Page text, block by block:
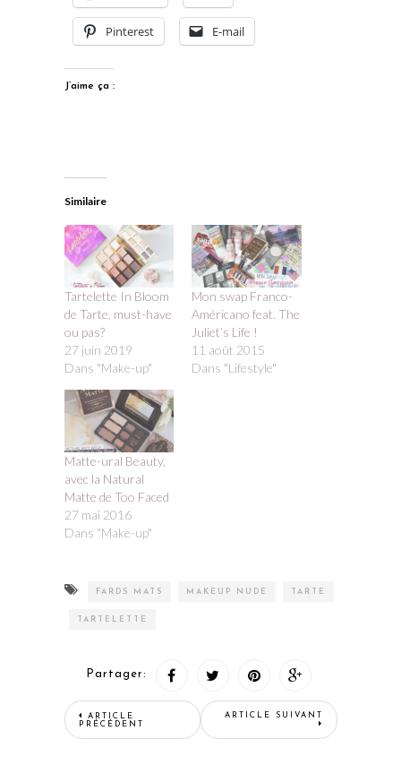
Pinterest E-mail
J’aime ça :
Similaire
Tartelette In Bloom
de Tarte, must-have
ou pas?
27 juin 2019
Dans "Make-up"
Mon swap Franco-
Américano feat. The
Juliet’s Life !
11 août 2015
Dans "Lifestyle"
Matte-ural Beauty,
avec la Natural
Matte de Too Faced
27 mai 2016
Dans "Make-up"
FARDS MATS MAKEUP NUDE TARTE
TARTELETTE
Partager:
ARTICLE
PRÉCÉDENT
ARTICLE SUIVANT